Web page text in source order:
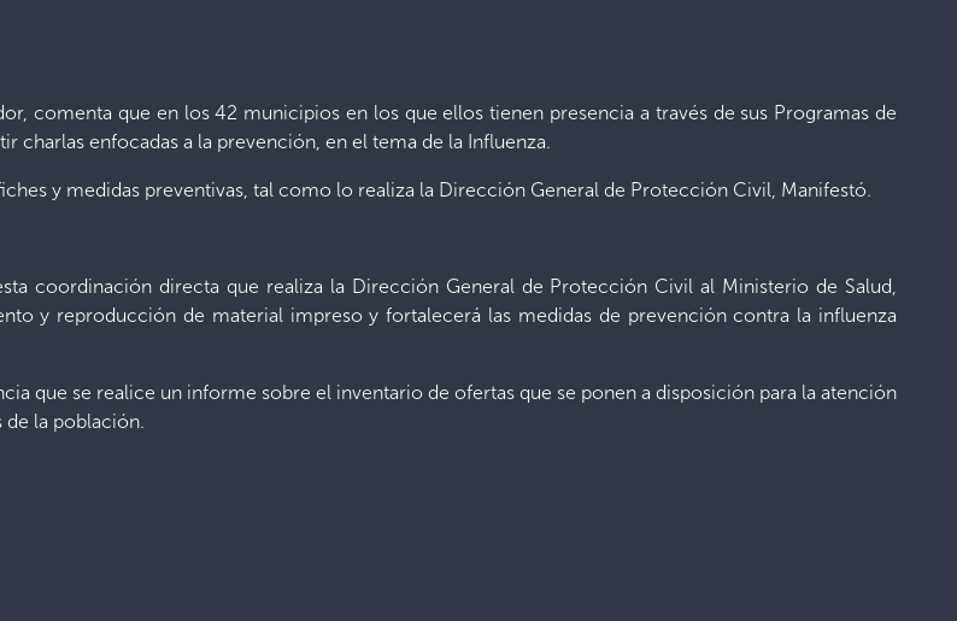
comenta que en los 42 municipios en los que ellos tienen presencia a través de sus Programas de
enfocadas a la prevención, en el tema de la Influenza.
y medidas preventivas, tal como lo realiza la Dirección General de Protección Civil, Manifestó.
coordinación directa que realiza la Dirección General de Protección Civil al Ministerio de Salud,
y reproducción de material impreso y fortalecerá las medidas de prevención contra la influenza
que se realice un informe sobre el inventario de ofertas que se ponen a disposición para la atención
de la población.